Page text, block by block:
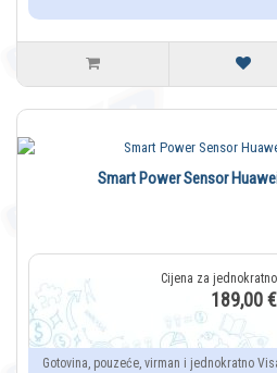
Smart Power Sensor
189,00 €
Gotovina, pouzeće, virman i jednokratno